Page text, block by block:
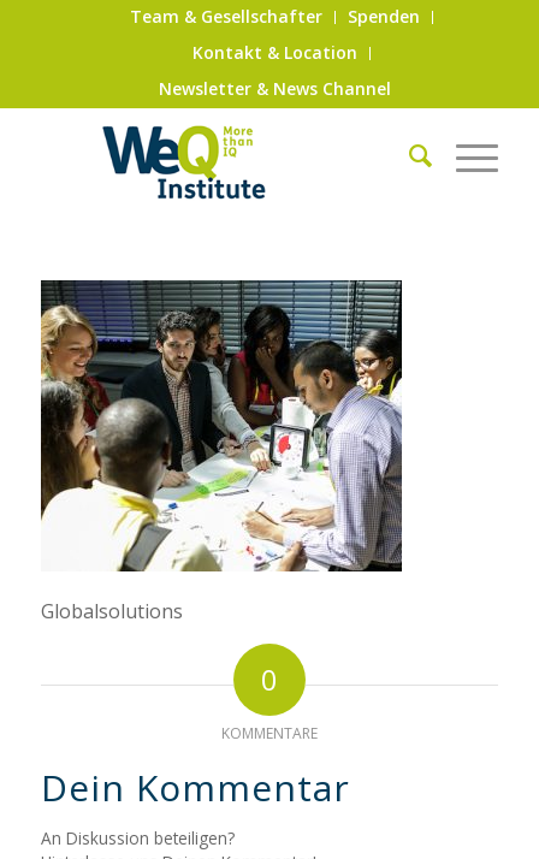
Team & Gesellschafter
Spenden
Kontakt & Location
Newsletter & News Channel
Globalsolutions
0
KOMMENTARE
Dein Kommentar
An Diskussion beteiligen?